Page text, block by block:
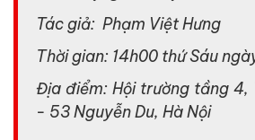
Tác giả: Phạm Việt Hưng
Thời gian: 14h00 thứ Sáu
Địa điểm: Hội trường tầng 4,
- 53 Nguyễn Du, Hà Nội